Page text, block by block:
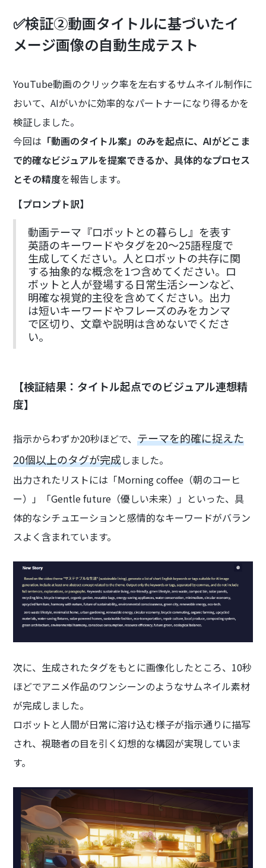
✅検証②動画タイトルに基づいたイ
メージ画像の自動生成テスト
YouTube動画のクリック率を左右するサムネイル制作に
おいて、AIがいかに効率的なパートナーになり得るかを
検証しました。
今回は 「動画のタイトル案」のみを起点に、AIがどこま
で的確なビジュアルを提案できるか、具体的なプロセス
とその精度を報告します。
【プロンプト訳】
動画テーマ『ロボットとの暮らし』を表す
英語のキーワードやタグを20〜25語程度で
生成してください。人とロボットの共存に関
する抽象的な概念を1つ含めてください。ロ
ボットと人が登場する日常生活シーンなど、
明確な視覚的主役を含めてください。出力
は短いキーワードやフレーズのみをカンマ
で区切り、文章や説明は含めないでくださ
い。
【検証結果：タイトル起点でのビジュアル連想精
度】
指示からわずか20秒ほどで、テーマを的確に捉えた
20個以上のタグが完成しました。
出力されたリストには「Morning coffee（朝のコーヒ
ー）」「Gentle future（優しい未来）」といった、具
体的なシチュエーションと感情的なキーワードがバラン
スよく含まれています。
次に、生成されたタグをもとに画像化したところ、10秒
ほどでアニメ作品のワンシーンのようなサムネイル素材
が完成しました。
ロボットと人間が日常に溶け込む様子が指示通りに描写
され、視聴者の目を引く幻想的な構図が実現していま
す。